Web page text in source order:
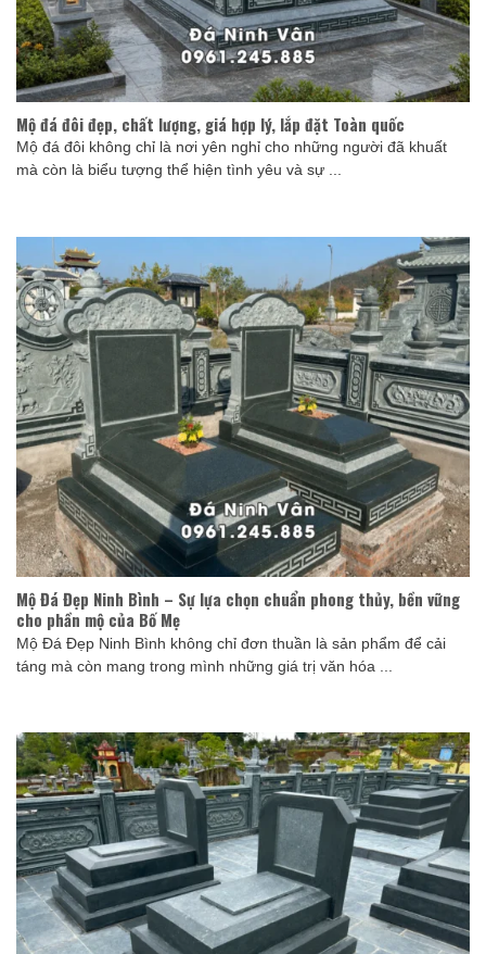
Mộ đá đôi đẹp, chất lượng, giá hợp lý, lắp đặt Toàn quốc
Mộ đá đôi không chỉ là nơi yên nghỉ cho những người đã khuất
mà còn là biểu tượng thể hiện tình yêu và sự ...
Mộ Đá Đẹp Ninh Bình – Sự lựa chọn chuẩn phong thủy, bền vững
cho phần mộ của Bố Mẹ
Mộ Đá Đẹp Ninh Bình không chỉ đơn thuần là sản phẩm để cải
táng mà còn mang trong mình những giá trị văn hóa ...